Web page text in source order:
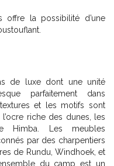
offre la possibilité d’une
de luxe dont une unité
parfaitement dans
textures et les motifs sont
riche des dunes, les
Himba. Les meubles
par des charpentiers
de Rundu, Windhoek, et
du camp est un